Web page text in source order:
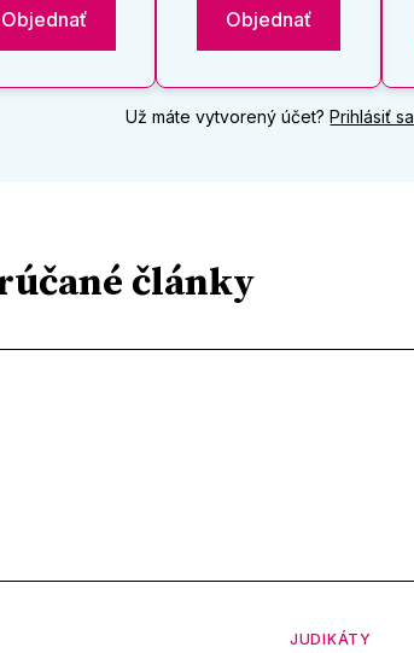
Objednať Objednať
Už máte vytvorený účet?Prihlásiť sa
články
JUDIKÁTY